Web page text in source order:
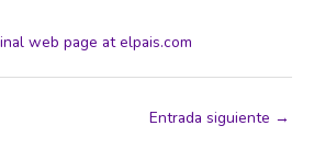
web page at elpais.com
Entrada siguiente →